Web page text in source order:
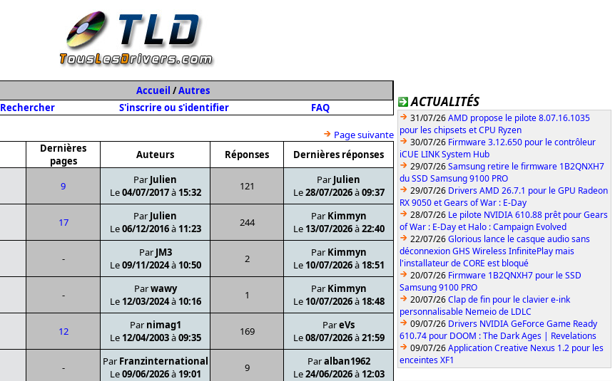
ACTUALITÉS
31/07/26AMD propose le pilote 8.07.16.1035
pour les chipsets et CPU Ryzen
30/07/26 Firmware 3.12.650 pour le contrôleur
iCUE LINK System Hub
29/07/26Samsung retire le firmware 1B2QNXH7
du SSD Samsung 9100 PRO
29/07/26 Drivers AMD 26.7.1 pour le GPU Radeon
RX 9050 et Gears of War : E-Day
28/07/26 Le pilote NVIDIA 610.88 prêt pour Gears
of War : E-Day et Halo : Campaign Evolved
22/07/26Glorious lance le casque audio sans
déconnexion GHS Wireless InfinitePlay mais
l'installateur de CORE est bloqué
20/07/26 Firmware 1B2QNXH7 pour le SSD
Samsung 9100 PRO
20/07/26Clap de fin pour le clavier e-ink
personnalisable Nemeio de LDLC
09/07/26 Drivers NVIDIA GeForce Game Ready
610.74 pour DOOM : The Dark Ages | Revelations
09/07/26Application Creative Nexus 1.2 pour les
enceintes XF1
Accueil /Autres
Rechercher S'inscrire ou s'identifier FAQ
Page suivante
Dernières
pages
Auteurs Réponses Dernières réponses
9 Par Julien
Le04/07/2017à 15:32 121 Par Julien
Le28/07/2026à09:37
17 Par Julien
Le06/12/2016à 11:23 244 Par Kimmyn
Le 13/07/2026à22:40
- Par JM3
Le09/11/2024à 10:50 2 Par Kimmyn
Le 10/07/2026à 18:51
- Parwawy
Le 12/03/2024à 10:16 1 Par Kimmyn
Le 10/07/2026à 18:48
12 Par nimag1
Le 12/04/2003à09:35 169 PareVs
Le08/07/2026à21:59
- Par Franzinternational
Le09/06/2026à 19:01 9 Paralban1962
Le24/06/2026à 12:03